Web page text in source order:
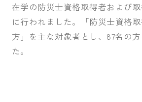
在学の防災士資格取得者および
に行われました。「防災士資格
方」を主な対象者とし、87名の
た。